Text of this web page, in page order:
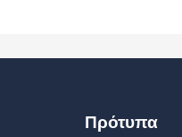
Πρότυπα